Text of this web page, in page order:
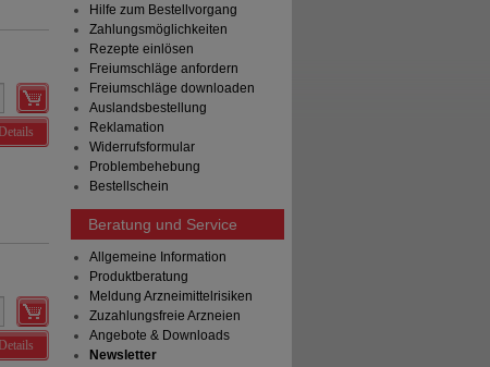
Details
Details
Hilfe zum Bestellvorgang
Zahlungsmöglichkeiten
Rezepte einlösen
Freiumschläge anfordern
Freiumschläge downloaden
Auslandsbestellung
Reklamation
Widerrufsformular
Problembehebung
Bestellschein
Beratung und Service
Allgemeine Information
Produktberatung
Meldung Arzneimittelrisiken
Zuzahlungsfreie Arzneien
Angebote & Downloads
Newsletter